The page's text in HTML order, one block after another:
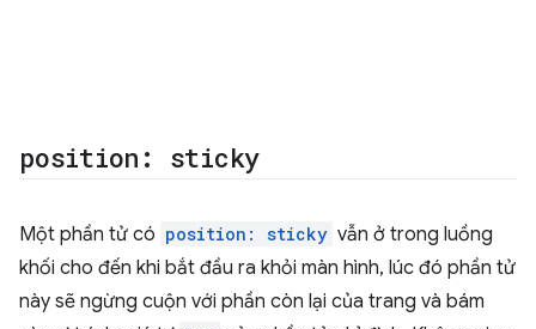
position: sticky
Một phần tử có position: sticky vẫn ở trong luồng
khối cho đến khi bắt đầu ra khỏi màn hình, lúc đó phần tử
này sẽ ngừng cuộn với phần còn lại của trang và bám